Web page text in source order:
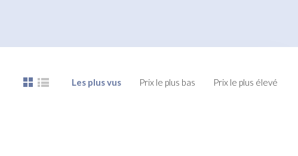
Les plus vus Prix le plus bas Prix le plus élevé